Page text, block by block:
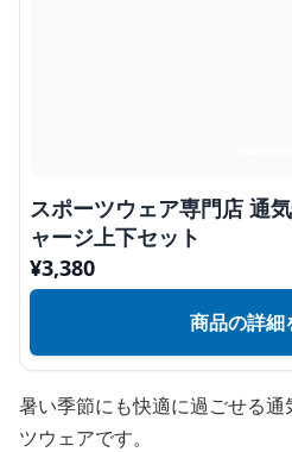
スポーツウェア専門店 通
ャージ上下セット
¥3,380
商品の詳細
暑い季節にも快適に過ごせる
ツウェアです。